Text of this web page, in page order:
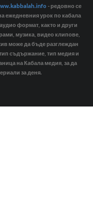
- редовно се
ежедневния урок по кабала
формат, както и други
музика, видео клипове,
може да бъде разглеждан
съдържание, тип медия и
на Кабала медия, за да
за деня.